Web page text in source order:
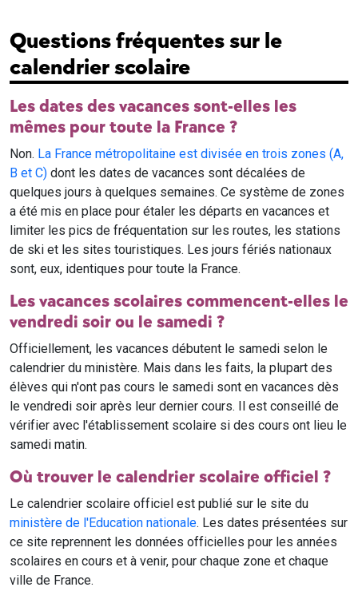
Questions fréquentes sur le
calendrier scolaire
Les dates des vacances sont-elles les
mêmes pour toute la France ?
Non. La France métropolitaine est divisée en trois zones (A,
B et C) dont les dates de vacances sont décalées de
quelques jours à quelques semaines. Ce système de zones
a été mis en place pour étaler les départs en vacances et
limiter les pics de fréquentation sur les routes, les stations
de ski et les sites touristiques. Les jours fériés nationaux
sont, eux, identiques pour toute la France.
Les vacances scolaires commencent-elles le
vendredi soir ou le samedi ?
Officiellement, les vacances débutent le samedi selon le
calendrier du ministère. Mais dans les faits, la plupart des
élèves qui n'ont pas cours le samedi sont en vacances dès
le vendredi soir après leur dernier cours. Il est conseillé de
vérifier avec l'établissement scolaire si des cours ont lieu le
samedi matin.
Où trouver le calendrier scolaire officiel ?
Le calendrier scolaire officiel est publié sur le site du
ministère de l'Education nationale. Les dates présentées sur
ce site reprennent les données officielles pour les années
scolaires en cours et à venir, pour chaque zone et chaque
ville de France.